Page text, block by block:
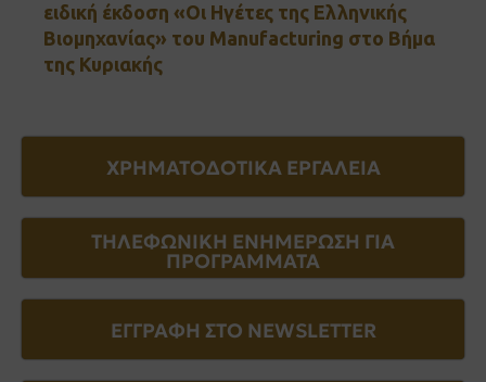
ειδική έκδοση «Οι Ηγέτες της Ελληνικής
Βιομηχανίας» του Manufacturing στο Βήμα
της Κυριακής
ΧΡΗΜΑΤΟΔΟΤΙΚΑ ΕΡΓΑΛΕΙΑ
ΤΗΛΕΦΩΝΙΚΗ ΕΝΗΜΕΡΩΣΗ ΓΙΑ
ΠΡΟΓΡΑΜΜΑΤΑ
ΕΓΓΡΑΦΗ ΣΤΟ NEWSLETTER